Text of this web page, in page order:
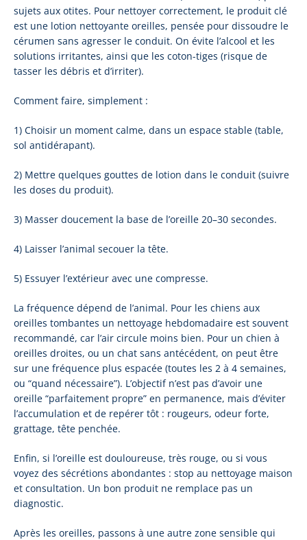
sujets aux otites. Pour nettoyer correctement, le produit clé
est une lotion nettoyante oreilles, pensée pour dissoudre le
cérumen sans agresser le conduit. On évite l’alcool et les
solutions irritantes, ainsi que les coton-tiges (risque de
tasser les débris et d’irriter).
Comment faire, simplement :
1) Choisir un moment calme, dans un espace stable (table,
sol antidérapant).
2) Mettre quelques gouttes de lotion dans le conduit (suivre
les doses du produit).
3) Masser doucement la base de l’oreille 20–30 secondes.
4) Laisser l’animal secouer la tête.
5) Essuyer l’extérieur avec une compresse.
La fréquence dépend de l’animal. Pour les chiens aux
oreilles tombantes un nettoyage hebdomadaire est souvent
recommandé, car l’air circule moins bien. Pour un chien à
oreilles droites, ou un chat sans antécédent, on peut être
sur une fréquence plus espacée (toutes les 2 à 4 semaines,
ou “quand nécessaire”). L’objectif n’est pas d’avoir une
oreille “parfaitement propre” en permanence, mais d’éviter
l’accumulation et de repérer tôt : rougeurs, odeur forte,
grattage, tête penchée.
Enfin, si l’oreille est douloureuse, très rouge, ou si vous
voyez des sécrétions abondantes : stop au nettoyage maison
et consultation. Un bon produit ne remplace pas un
diagnostic.
Après les oreilles, passons à une autre zone sensible qui